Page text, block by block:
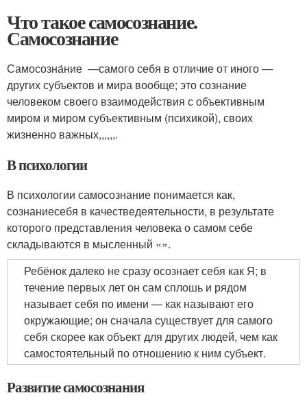
Что такое самосознание.
Самосознание
Самосозна́ние —самого себя в отличие от иного —
других субъектов и мира вообще; это сознание
человеком своего взаимодействия с объективным
миром и миром субъективным (психикой), своих
жизненно важных,,,,,,.
В психологии
В психологии самосознание понимается как,
сознаниесебя в качестведеятельности, в результате
которого представления человека о самом себе
складываются в мысленный «».
Ребёнок далеко не сразу осознает себя как Я; в
течение первых лет он сам сплошь и рядом
называет себя по имени — как называют его
окружающие; он сначала существует для самого
себя скорее как объект для других людей, чем как
самостоятельный по отношению к ним субъект.
Развитие самосознания